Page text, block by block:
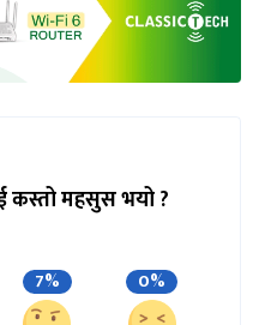
कस्तो महसुस भयो ?
7% 0%